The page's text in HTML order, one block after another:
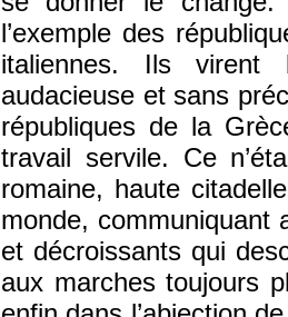
l’exemple des
italiennes. Ils virent
audacieuse et sans
républiques de la
travail servile. Ce
romaine, haute
monde, communiquant
et décroissants qui
aux marches toujours